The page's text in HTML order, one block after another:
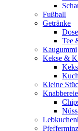
Fußball
Getränke
Tee
Kaugummi
Kekse &
Kleine
Pfefferminz